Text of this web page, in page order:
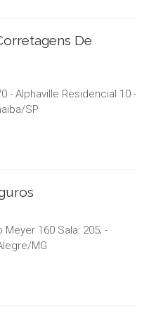
De
- Alphaville Residencial 10 -
/SP
Meyer 160 Sala: 205; -
/MG